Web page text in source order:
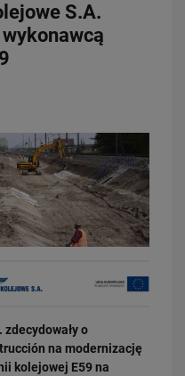
S.A.
o
na modernizację
kolejowej E59 na
Gotowy jest ważny wiadukt